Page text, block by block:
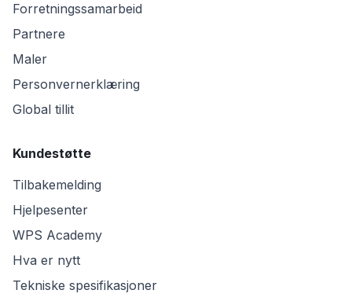
Forretningssamarbeid
Partnere
Maler
Personvernerklæring
Global tillit
Kundestøtte
Tilbakemelding
Hjelpesenter
WPS Academy
Hva er nytt
Tekniske spesifikasjoner